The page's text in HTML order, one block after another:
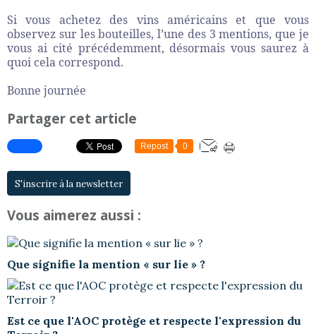
Si vous achetez des vins américains et que vous
observez sur les bouteilles, l’une des 3 mentions, que je
vous ai cité précédemment, désormais vous saurez à
quoi cela correspond.
Bonne journée
Partager cet article
Repost 0
S'inscrire à la newsletter
Vous aimerez aussi :
Que signifie la mention « sur lie » ?
Est ce que l'AOC protège et respecte l'expression du